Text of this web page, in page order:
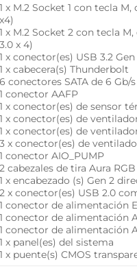
1 x M.2 Socket 1 con tecla
x4)
1 x M.2 Socket 2 con tecla
3.0 x 4)
1 x conector(es) USB 3.2
1 x cabecera(s) Thunderbolt
6 conectores SATA de 6 Gb/s
1 conector AAFP
1 x conector(es) de sensor
1 x conector(es) de
1 x conector(es) de
3 x conector(es) de
1 conector AIO_PUMP
2 cabezales de tira Aura RGB
1 x encabezado (s) Gen 2
2 x conector(es) USB 2.0
1 conector de alimentación
1 conector de alimentación
1 conector de alimentación
1 x panel(es) del sistema
1 x puente(s) CMOS